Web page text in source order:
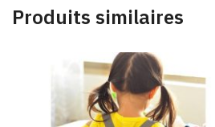
Produits similaires